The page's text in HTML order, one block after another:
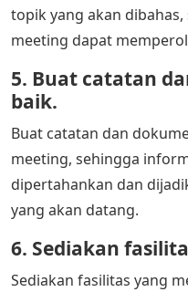
topik yang akan
meeting dapat
5. Buat catatan
baik.
Buat catatan dan
meeting, sehingga
dipertahankan dan
yang akan datang.
6. Sediakan
Sediakan fasilitas yang